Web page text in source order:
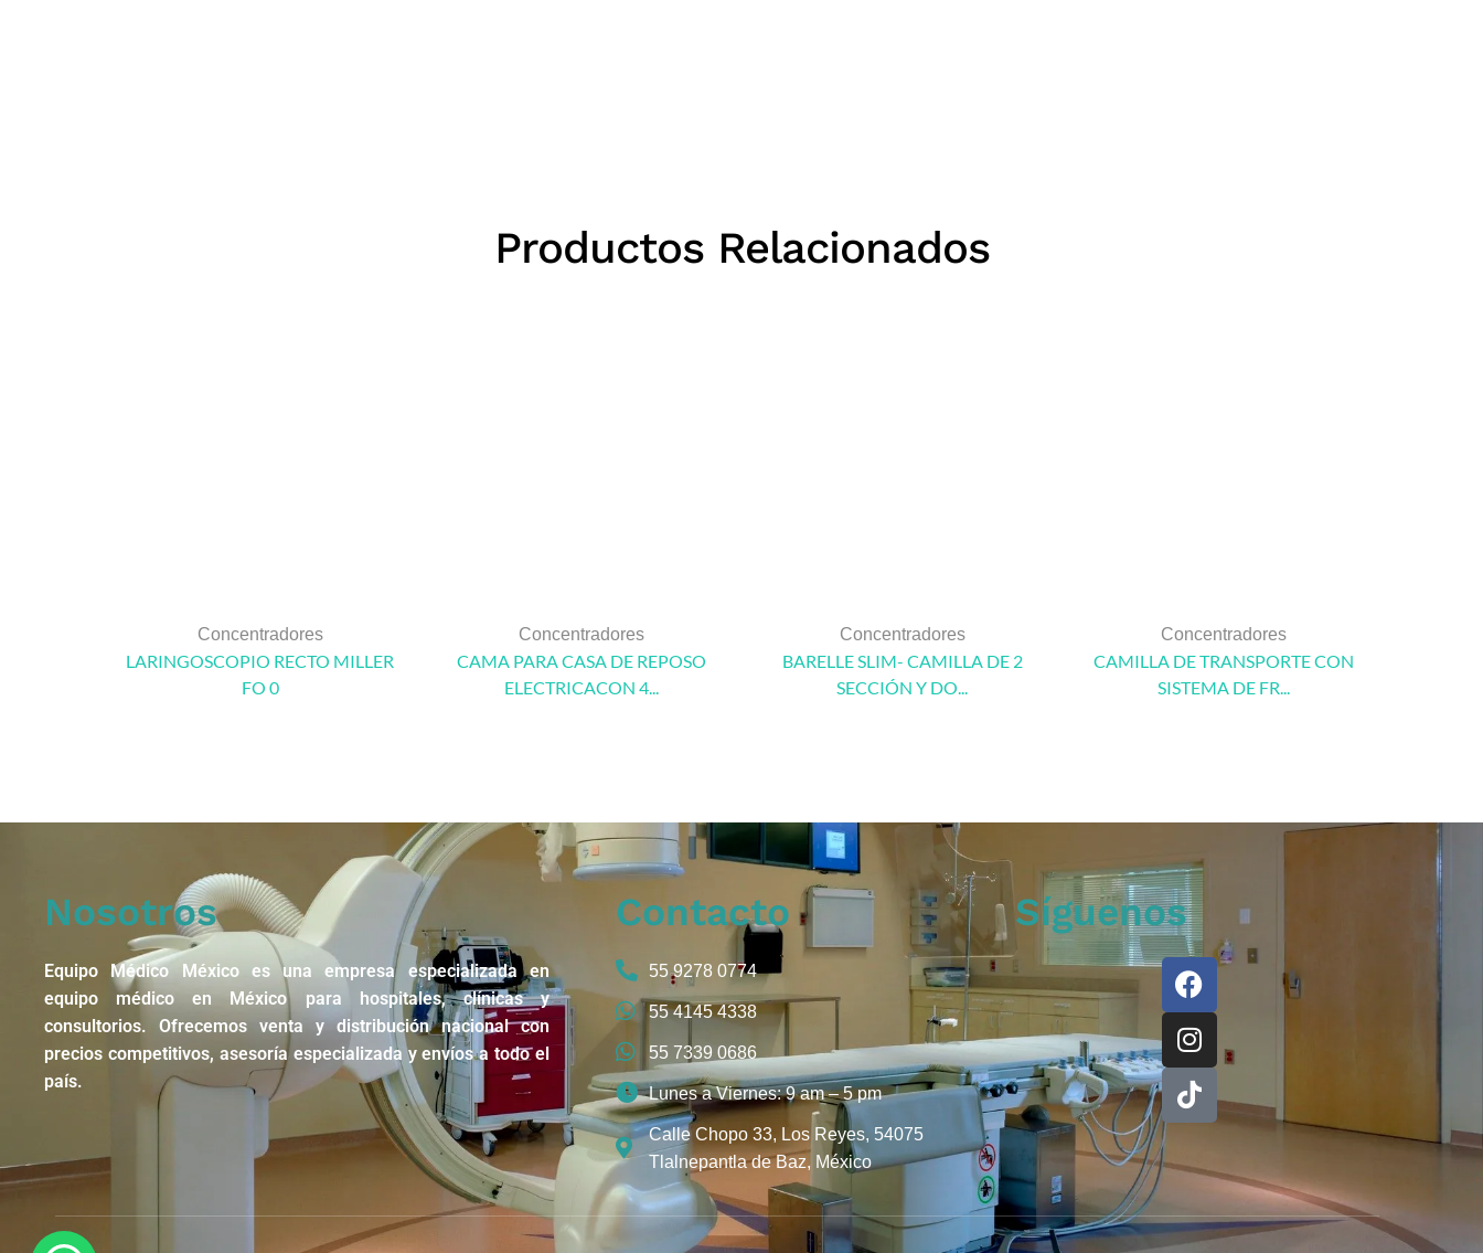
Productos Relacionados
Concentradores
LARINGOSCOPIO RECTO MILLER
FO 0
Concentradores
CAMA PARA CASA DE REPOSO
ELECTRICACON 4...
Concentradores
BARELLE SLIM- CAMILLA DE 2
SECCIÓN Y DO...
Concentradores
CAMILLA DE TRANSPORTE CON
SISTEMA DE FR...
Nosotros
Equipo Médico México es una empresa especializada en
equipo médico en México para hospitales, clínicas y
consultorios. Ofrecemos venta y distribución nacional con
precios competitivos, asesoría especializada y envíos a todo el
país.
Contacto
55 9278 0774
55 4145 4338
55 7339 0686
Lunes a Viernes: 9 am – 5 pm
Calle Chopo 33, Los Reyes, 54075
Tlalnepantla de Baz, México
Síguenos